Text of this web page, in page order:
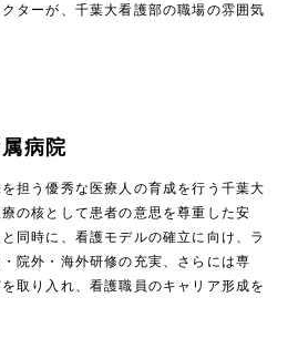
ターが、千葉大看護部の職場の雰囲気
病院
担う優秀な医療人の育成を行う千葉大
の核として患者の意思を尊重した安
同時に、看護モデルの確立に向け、ラ
院外・海外研修の充実、さらには専
取り入れ、看護職員のキャリア形成を